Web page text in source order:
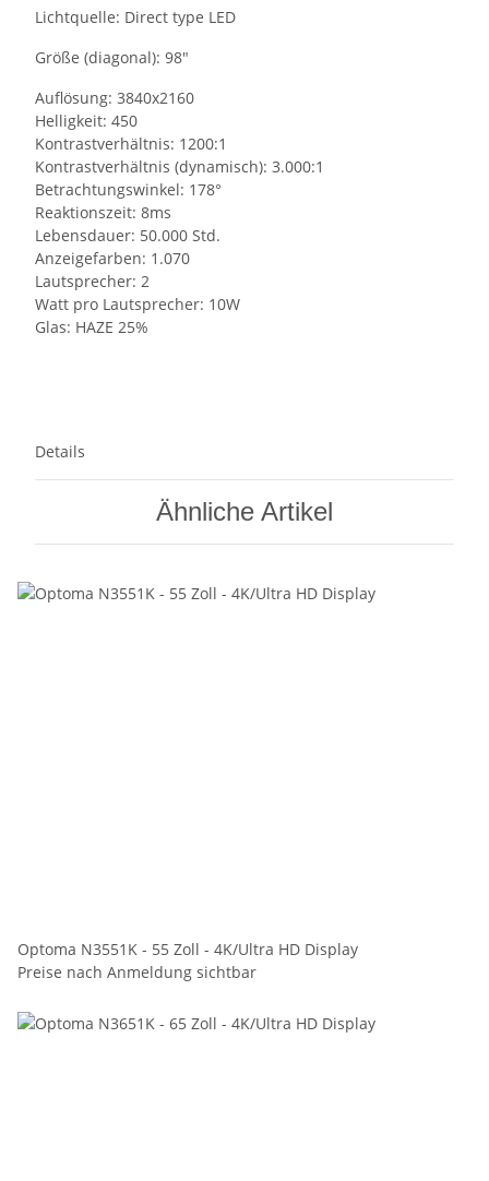
Lichtquelle: Direct type LED
Größe (diagonal): 98"
Auflösung: 3840x2160
Helligkeit: 450
Kontrastverhältnis: 1200:1
Kontrastverhältnis (dynamisch): 3.000:1
Betrachtungswinkel: 178°
Reaktionszeit: 8ms
Lebensdauer: 50.000 Std.
Anzeigefarben: 1.070
Lautsprecher: 2
Watt pro Lautsprecher: 10W
Glas: HAZE 25%
Details
Ähnliche Artikel
Optoma N3551K - 55 Zoll - 4K/Ultra HD Display
Preise nach Anmeldung sichtbar